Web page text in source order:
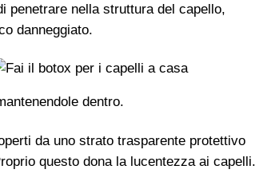
penetrare nella struttura del capello,
danneggiato.
dentro.
da uno strato trasparente protettivo
questo dona la lucentezza ai capelli.